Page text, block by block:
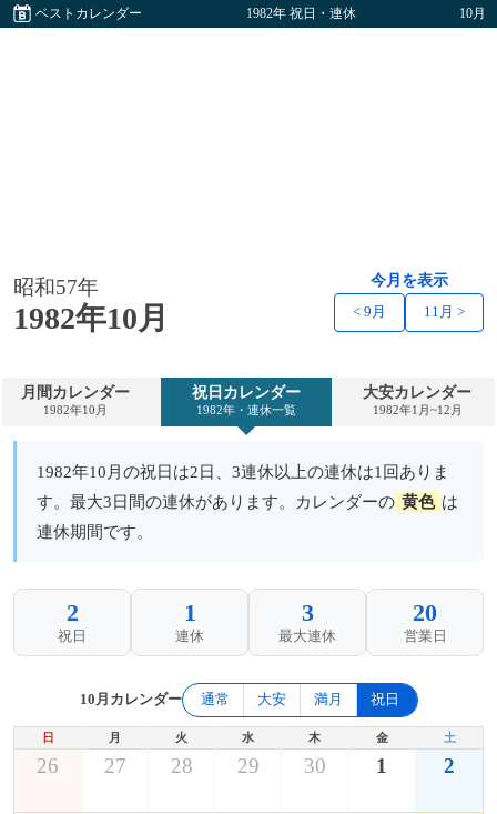
ベストカレンダー 1982年 祝日・連休 10月
昭和57年
1982年10月
今月を表示
< 9月 11月 >
月間カレンダー
1982年10月
祝日カレンダー
1982年・連休一覧
大安カレンダー
1982年1月~12月
1982年10月の祝日は2日、3連休以上の連休は1回ありま
す。最大3日間の連休があります。カレンダーの 黄色 は
連休期間です。
2
祝日
1
連休
3
最大連休
20
営業日
10月カレンダー 通常 大安 満月 祝日
日 月 火 水 木 金 土
26 27 28 29 30 1 2